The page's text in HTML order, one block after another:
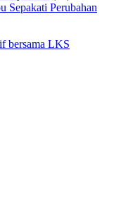
Sepakati Perubahan
bersama LKS